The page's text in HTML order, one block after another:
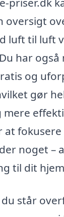
oversigt
luft til luft
har
og
gør
at
noget –
til dit
du står